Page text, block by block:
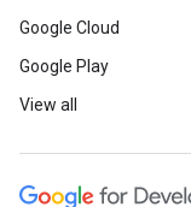
Google Cloud
Google Play
View all